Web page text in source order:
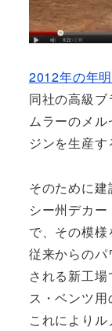
2012年の年
同社の高級
ムラーのメ
ジンを生産す
そのために
シー州デカ
で、その模様
従来からの
される新工
ス・ベンツ用
これにより